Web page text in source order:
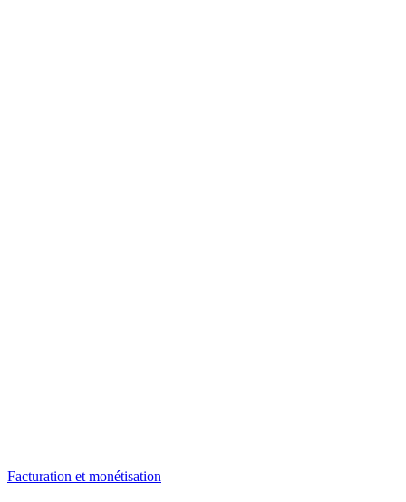
Facturation et monétisation